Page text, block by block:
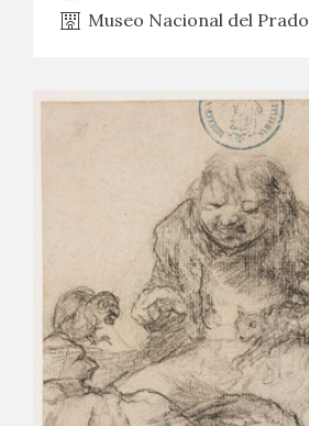
Museo Nacional del Prado